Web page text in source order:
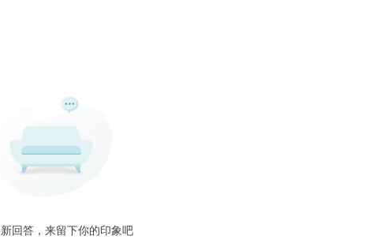
回答，来留下你的印象吧